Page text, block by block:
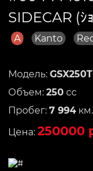
SIDECAR (ｼ
A Kanto
Модель:
Объем: 250 сс
Пробег: 7 994 км.
Цена: 250000